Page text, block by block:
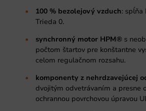
100 % bezolejový vzduch: spĺňa
Trieda 0.
synchronný motor HPM® s
počtom štartov pre konštantne
celom regulačnom rozsahu.
komponenty z nehrdzavejúcej
dvojitým odvetrávaním a presne
ochrannou povrchovou úpravou